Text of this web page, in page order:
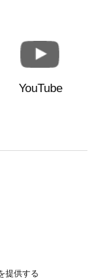
YouTube
提供する